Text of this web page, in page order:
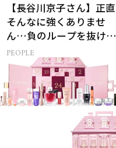
【長谷川京子さん】正直
そんなに強くありませ
ん…負のループを抜ける
15分の習慣とは?
PEOPLE